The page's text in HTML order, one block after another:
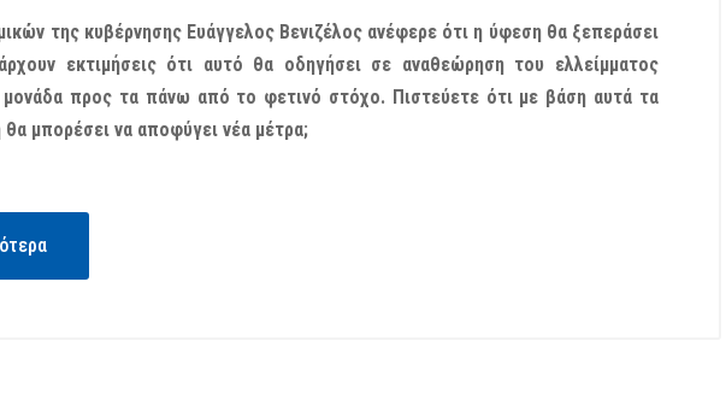
της κυβέρνησης Ευάγγελος Βενιζέλος ανέφερε ότι η ύφεση θα ξεπεράσει
εκτιμήσεις ότι αυτό θα οδηγήσει σε αναθεώρηση του ελλείμματος
μονάδα προς τα πάνω από το φετινό στόχο. Πιστεύετε ότι με βάση αυτά τα
μπορέσει να αποφύγει νέα μέτρα;